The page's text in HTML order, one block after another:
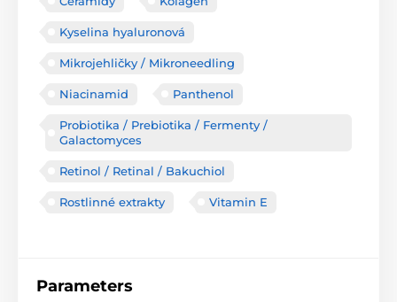
Kyselina hyaluronová
Mikrojehličky / Mikroneedling
Niacinamid Panthenol
Probiotika / Prebiotika / Fermenty /
Galactomyces
Retinol / Retinal / Bakuchiol
Rostlinné extrakty Vitamin E
Parameters